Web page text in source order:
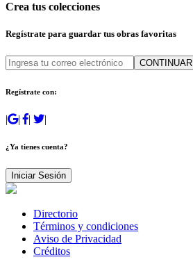
Crea tus colecciones
Regístrate para guardar tus obras favoritas
CONTINUAR
Regístrate con:
| | | |
¿Ya tienes cuenta?
Iniciar Sesión
Directorio
Términos y condiciones
Aviso de Privacidad
Créditos